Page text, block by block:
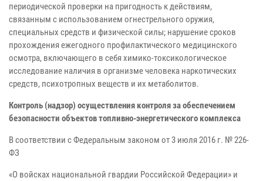
периодической проверки на пригодность к действиям,
связанным с использованием огнестрельного оружия,
специальных средств и физической силы; нарушение сроков
прохождения ежегодного профилактического медицинского
осмотра, включающего в себя химико-токсикологическое
исследование наличия в организме человека наркотических
средств, психотропных веществ и их метаболитов.
Контроль (надзор) осуществления контроля за обеспечением
безопасности объектов топливно-энергетического комплекса
В соответствии с Федеральным законом от 3 июля 2016 г. № 226-
ФЗ
«О войсках национальной гвардии Российской Федерации» и